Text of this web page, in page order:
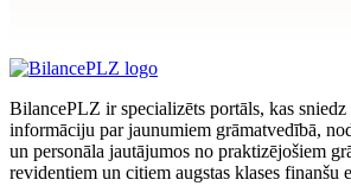
BilancePLZ ir specializēts portāls, kas
informāciju par jaunumiem grāmatvedībā,
un personāla jautājumos no praktizējošiem
revidentiem un citiem augstas klases finanšu